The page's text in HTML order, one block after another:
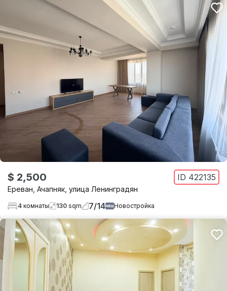
$ 2,500 ID 422135
Ереван Ачапняк улица Ленинградян
4 комнаты 130 sqm 7/14 Новостройка